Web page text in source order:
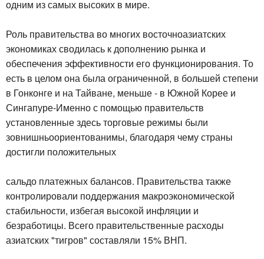
одним из самых высоких в мире.
Роль правительства во многих восточноазиатских
экономиках сводилась к дополнению рынка и
обеспечения эффективности его функционирования. То
есть в целом она была ограниченной, в большей степени
в Гонконге и на Тайване, меньше - в Южной Корее и
Сингапуре-Именно с помощью правительств
установленные здесь торговые режимы были
зовнишньоориентованимы, благодаря чему страны
достигли положительных
сальдо платежных балансов. Правительства также
контролировали поддержания макроэкономической
стабильности, избегая высокой инфляции и
безработицы. Всего правительственные расходы
азиатских "тигров" составляли 15% ВНП.